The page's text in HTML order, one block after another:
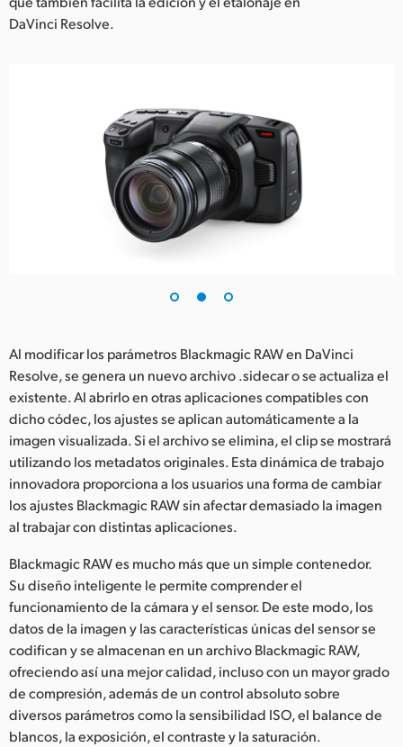
DaVinci Resolve.
Al modificar los parámetros Blackmagic RAW en DaVinci
Resolve, se genera un nuevo archivo .sidecar o se actualiza el
existente. Al abrirlo en otras aplicaciones compatibles con
dicho códec, los ajustes se aplican automáticamente a la
imagen visualizada. Si el archivo se elimina, el clip se mostrará
utilizando los metadatos originales. Esta dinámica de trabajo
innovadora proporciona a los usuarios una forma de cambiar
los ajustes Blackmagic RAW sin afectar demasiado la imagen
al trabajar con distintas aplicaciones.
Blackmagic RAW es mucho más que un simple contenedor.
Su diseño inteligente le permite comprender el
funcionamiento de la cámara y el sensor. De este modo, los
datos de la imagen y las características únicas del sensor se
codifican y se almacenan en un archivo Blackmagic RAW,
ofreciendo así una mejor calidad, incluso con un mayor grado
de compresión, además de un control absoluto sobre
diversos parámetros como la sensibilidad ISO, el balance de
blancos, la exposición, el contraste y la saturación.